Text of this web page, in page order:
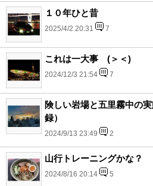
１０年ひと昔
2025/4/2 20:31 7
これは一大事 (＞＜)
2024/12/3 21:54 7
険しい岩場と五里霧中
録）
2024/9/13 23:49 2
山行トレーニングかな？
2024/8/16 20:14 5